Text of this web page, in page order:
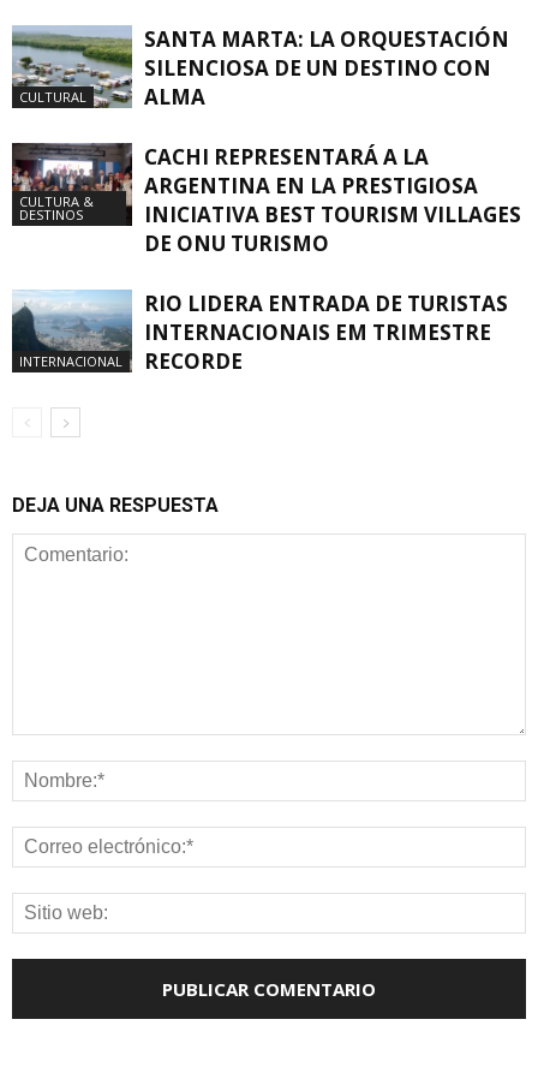
CULTURAL
SANTA MARTA: LA ORQUESTACIÓN
SILENCIOSA DE UN DESTINO CON
ALMA
CULTURA &
DESTINOS
CACHI REPRESENTARÁ A LA
ARGENTINA EN LA PRESTIGIOSA
INICIATIVA BEST TOURISM VILLAGES
DE ONU TURISMO
INTERNACIONAL
RIO LIDERA ENTRADA DE TURISTAS
INTERNACIONAIS EM TRIMESTRE
RECORDE
DEJA UNA RESPUESTA